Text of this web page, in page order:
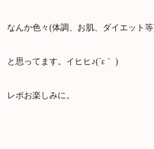
なんか色々(体調、お肌、ダイエット等
と思ってます。イヒヒ♪(´ε｀ )
レポお楽しみに。